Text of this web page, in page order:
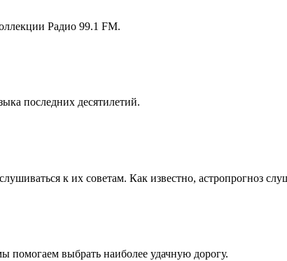
Радио 99.1 FM.
последних десятилетий.
к их советам. Как известно, астропрогноз
выбрать наиболее удачную дорогу.